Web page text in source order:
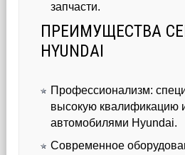
запчасти.
ПРЕИМУЩЕСТВА
HYUNDAI
Профессионализм:
высокую квалификацию
автомобилями Hyundai.
Современное